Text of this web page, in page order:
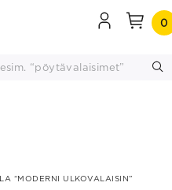
0
“MODERNI ULKOVALAISIN”